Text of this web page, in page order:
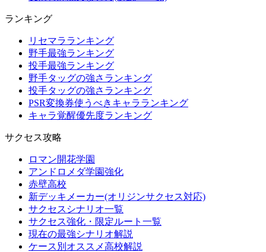
ランキング
リセマラランキング
野手最強ランキング
投手最強ランキング
野手タッグの強さランキング
投手タッグの強さランキング
PSR変換券使うべきキャラランキング
キャラ覚醒優先度ランキング
サクセス攻略
ロマン開花学園
アンドロメダ学園強化
赤壁高校
新デッキメーカー(オリジンサクセス対応)
サクセスシナリオ一覧
サクセス強化・限定ルート一覧
現在の最強シナリオ解説
ケース別オススメ高校解説